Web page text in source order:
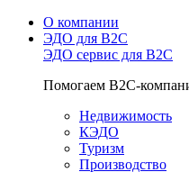
О компании
ЭДО для B2C
ЭДО сервис для B2C
Помогаем B2C-
Недвижимость
КЭДО
Туризм
Производство